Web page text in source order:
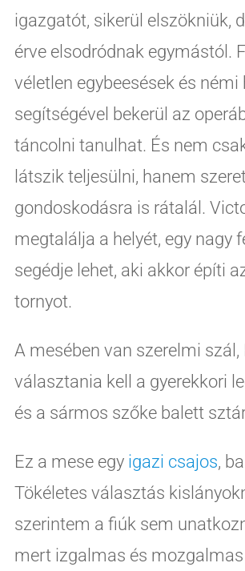
igazgatót, sikerül elszökniük,
érve elsodródnak egymástól.
véletlen egybeesések és némi
segítségével bekerül az
táncolni tanulhat. És nem
látszik teljesülni, hanem
gondoskodásra is rátalál.
megtalálja a helyét, egy nagy
segédje lehet, aki akkor építi
tornyot.
A mesében van szerelmi szál,
választania kell a gyerekkori
és a sármos szőke balett
Ez a mese egy igazi csajos,
Tökéletes választás
szerintem a fiúk sem
mert izgalmas és mozgalmas